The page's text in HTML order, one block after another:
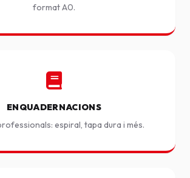
format A0.
ENQUADERNACIONS
espiral, tapa dura i més.